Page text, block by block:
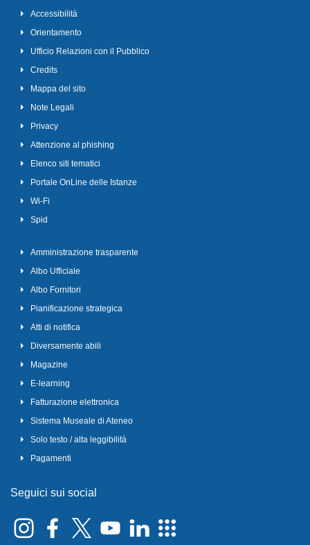
Accessibilità
Orientamento
Ufficio Relazioni con il Pubblico
Credits
Mappa del sito
Note Legali
Privacy
Attenzione al phishing
Elenco siti tematici
Portale OnLine delle Istanze
Wi-Fi
Spid
Amministrazione trasparente
Albo Ufficiale
Albo Fornitori
Pianificazione strategica
Atti di notifica
Diversamente abili
Magazine
E-learning
Fatturazione elettronica
Sistema Museale di Ateneo
Solo testo / alta leggibilità
Pagamenti
Seguici sui social